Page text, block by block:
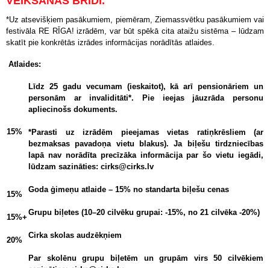
*Uz atsevišķiem pasākumiem, piemēram, Ziemassvētku pasākumiem vai
festivāla RE RĪGA! izrādēm, var būt spēkā cita ataižu sistēma – lūdzam
skatīt pie konkrētās izrādes informācijas norādītās atlaides.
Atlaides:
15%
Līdz 25 gadu vecumam (ieskaitot), kā arī pensionāriem un
personām ar invaliditāti*. Pie ieejas jāuzrāda personu
apliecinošs dokuments.
*Parasti uz izrādēm pieejamas vietas ratiņkrēsliem (ar
bezmaksas pavadoņa vietu blakus). Ja biļešu tirdzniecības
lapā nav norādīta precīzāka informācija par šo vietu iegādi,
lūdzam sazināties: cirks@cirks.lv
15%
Goda ģimeņu atlaide – 15% no standarta biļešu cenas
15%+
Grupu biļetes (10–20 cilvēku grupai: -15%, no 21 cilvēka -20%)
20%
Cirka skolas audzēkņiem
Par skolēnu grupu biļetēm un grupām virs 50 cilvēkiem